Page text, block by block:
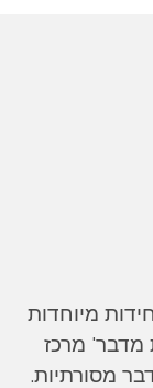
מיוחדות
מדבר' מרכז
מסורתיות.